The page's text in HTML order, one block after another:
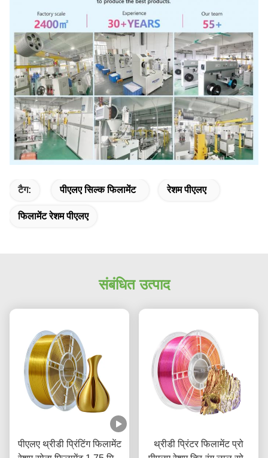
टैग: पीएलए सिल्क फिलामेंट रेशम पीएलए
फिलामेंट रेशम पीएलए
संबंधित उत्पाद
पीएलए थ्रीडी प्रिंटिंग फिलामेंट
थ्रीडी प्रिंटर फिलामेंट प्रो